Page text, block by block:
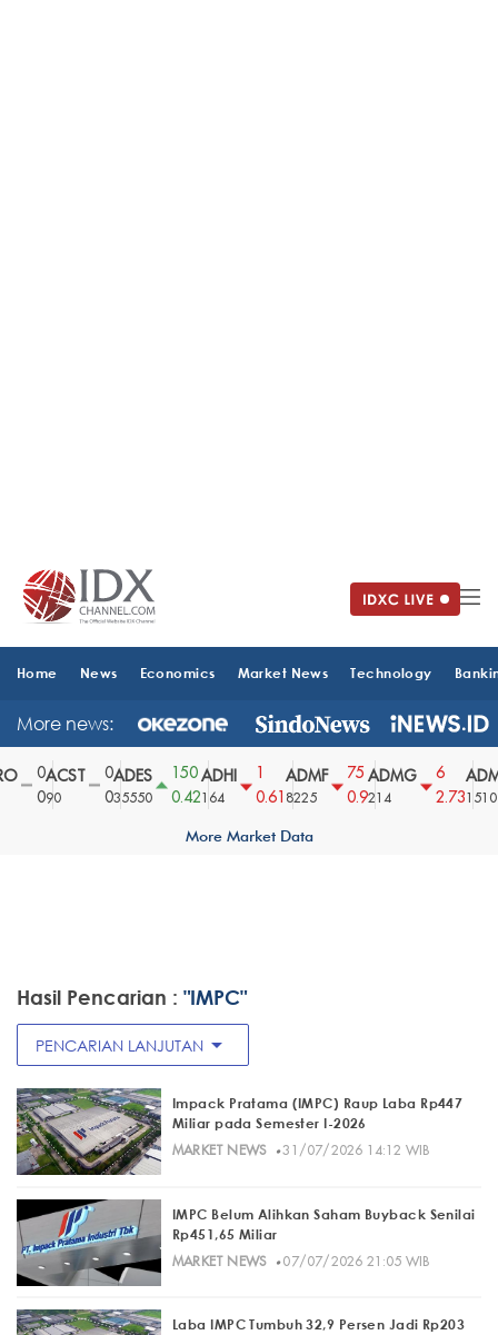
Home News Economics Market News Technology
More news:
ACST
90
ADES
35550
150
0.42
ADHI
164
0.61
ADMF
8225
75
0.9
ADMG
214
2.731510
More Market Data
Hasil Pencarian : "IMPC"
PENCARIAN LANJUTAN arrow_drop_down
Impack Pratama (IMPC) Raup Laba Rp447
Miliar pada Semester I-2026
MARKET NEWS· 31/07/2026 14:12 WIB
IMPC Belum Alihkan Saham Buyback Senilai
Rp451,65 Miliar
MARKET NEWS· 07/07/2026 21:05 WIB
Laba IMPC Tumbuh 32,9 Persen Jadi Rp203